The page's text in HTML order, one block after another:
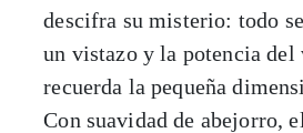
descifra su misterio: todo
un vistazo y la potencia del
recuerda la pequeña
Con suavidad de abejorro,